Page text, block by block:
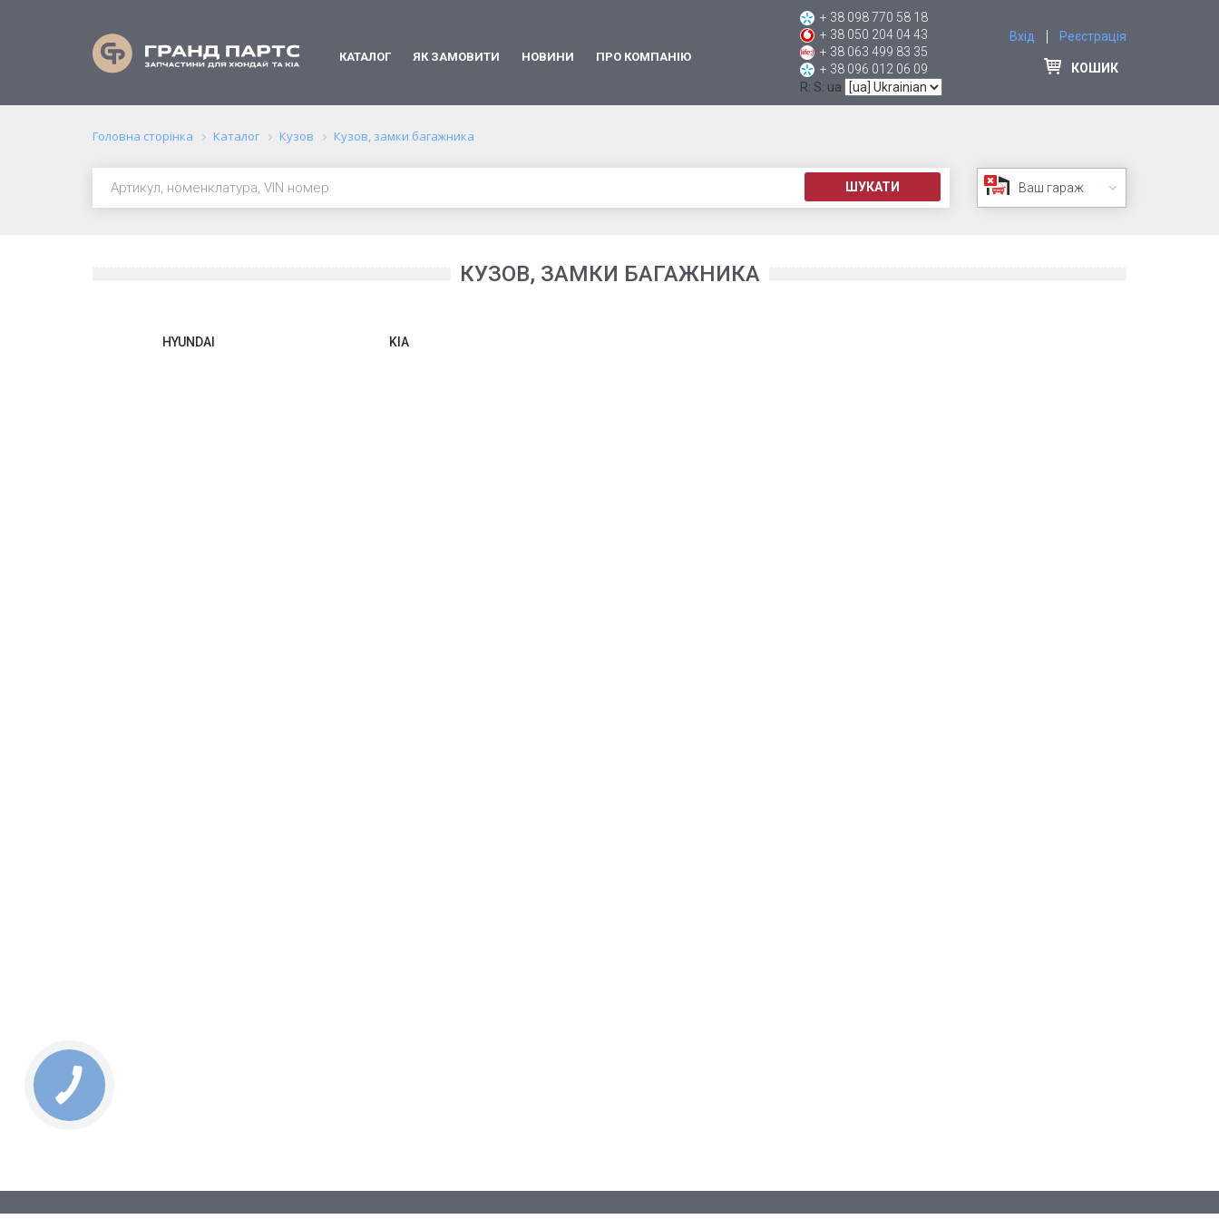
КАТАЛОГ ЯК ЗАМОВИТИ НОВИНИ ПРО КОМПАНІЮ
+ 38 098 770 58 18
+ 38 050 204 04 43
+ 38 063 499 83 35
+ 38 096 012 06 09
R: S: ua
Вхід Реєстрація
КОШИК
Головна сторінка Каталог Кузов Кузов, замки багажника
ШУКАТИ Ваш гараж
КУЗОВ, ЗАМКИ БАГАЖНИКА
HYUNDAI KIA